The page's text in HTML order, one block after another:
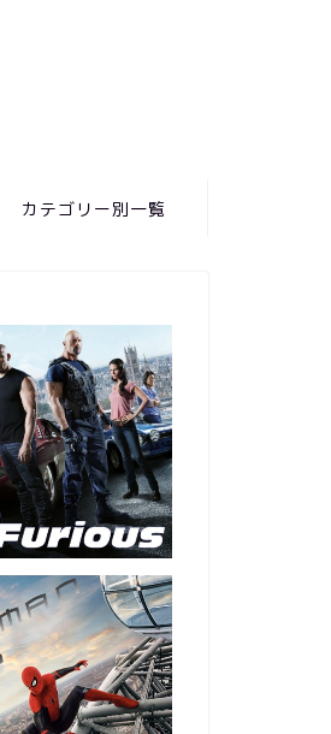
カテゴリー別一覧